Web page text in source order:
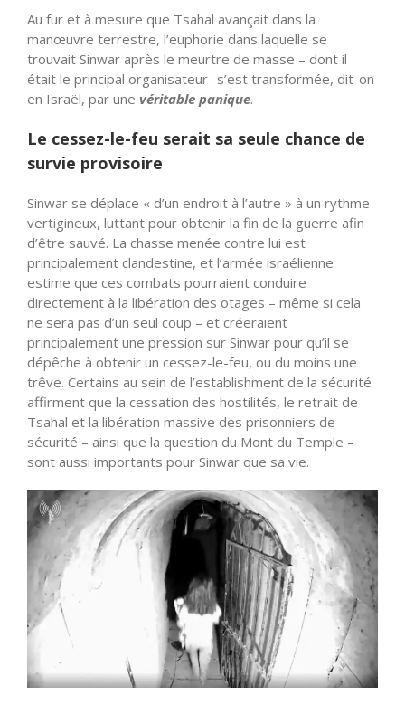
Au fur et à mesure que Tsahal avançait dans la
manœuvre terrestre, l’euphorie dans laquelle se
trouvait Sinwar après le meurtre de masse – dont il
était le principal organisateur -s’est transformée, dit-on
en Israël, par une véritable panique.
Le cessez-le-feu serait sa seule chance de
survie provisoire
Sinwar se déplace « d’un endroit à l’autre » à un rythme
vertigineux, luttant pour obtenir la fin de la guerre afin
d’être sauvé. La chasse menée contre lui est
principalement clandestine, et l’armée israélienne
estime que ces combats pourraient conduire
directement à la libération des otages – même si cela
ne sera pas d’un seul coup – et créeraient
principalement une pression sur Sinwar pour qu’il se
dépêche à obtenir un cessez-le-feu, ou du moins une
trêve. Certains au sein de l’establishment de la sécurité
affirment que la cessation des hostilités, le retrait de
Tsahal et la libération massive des prisonniers de
sécurité – ainsi que la question du Mont du Temple –
sont aussi importants pour Sinwar que sa vie.